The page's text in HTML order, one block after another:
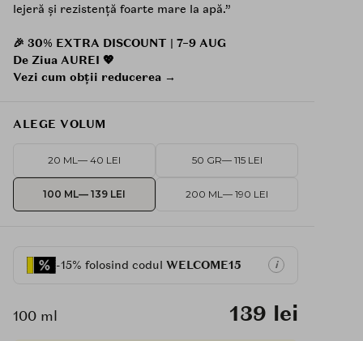
lejeră și rezistență foarte mare la apă.”
🎉 30% EXTRA DISCOUNT | 7–9 AUG
De Ziua AUREI 💖
Vezi cum obții reducerea →
ALEGE VOLUM
20 ML — 40 LEI 50 GR— 115 LEI
100 ML— 139 LEI 200 ML — 190 LEI
-15% folosind codul WELCOME15 i
100 ml 139 lei